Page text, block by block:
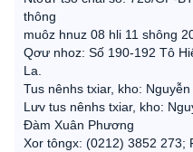
thông
muôz hnuz 08 hli 11 shông
Qơư nhoz: Số 190-192 Tô
La.
Tus nênhs txiar, kho: Nguyễn
Lưv tus nênhs txiar, kho:
Đàm Xuân Phương
Xor tôngx: (0212) 3852 273;